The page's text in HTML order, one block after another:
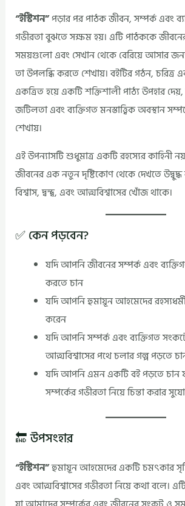
“ইস্টিশন”পড়ার পর পাঠক জীবন, সম্পর্ক এবং
গভীরতা বুঝতে সক্ষম হয়। এটি পাঠককে
সময়গুলো এবং সেখান থেকে বেরিয়ে আসার
তা উপলব্ধি করতে শেখায়। বইটির গঠন, চরিত্র
একত্রিত হয়ে একটি শক্তিশালী পাঠ্য উপহার দেয়,
জটিলতা এবং ব্যক্তিগত মনস্তাত্ত্বিক অবস্থান
শেখায়।
এই উপন্যাসটি শুধুমাত্র একটি রহস্যের কাহিনী
জীবনের এক নতুন দৃষ্টিকোণ থেকে দেখতে উদ্বুদ্ধ
বিশ্বাস, দ্বন্দ্ব, এবং আত্মবিশ্বাসের খোঁজ থাকে।
✅ কেন পড়বেন?
যদি আপনি জীবনের সম্পর্ক এবং
করতে চান
যদি আপনি হুমায়ূন আহমেদের
করেন
যদি আপনি সম্পর্ক এবং ব্যক্তিগত
আত্মবিশ্বাসের পথে চলার গল্প পড়তে
যদি আপনি এমন একটি বই পড়তে চান
সম্পর্কের গভীরতা নিয়ে চিন্তা করার
🔚 উপসংহার
“ইস্টিশন”হুমায়ূন আহমেদের একটি চমৎকার
এবং আত্মবিশ্বাসের গভীরতা নিয়ে কথা বলে।